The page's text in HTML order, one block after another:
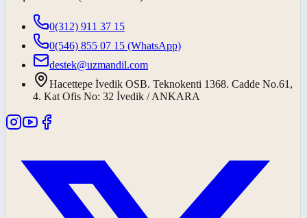
0(312) 911 37 15
0(546) 855 07 15 (WhatsApp)
destek@uzmandil.com
Hacettepe İvedik OSB. Teknokenti 1368. Cadde No.61,
4. Kat Ofis No: 32 İvedik / ANKARA